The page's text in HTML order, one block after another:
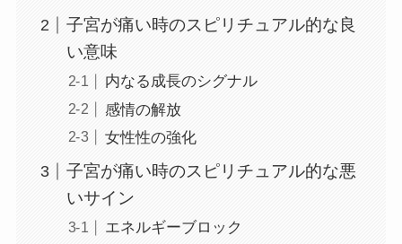
子宮が痛い時のスピリチュアル的な良
い意味
内なる成長のシグナル
感情の解放
女性性の強化
子宮が痛い時のスピリチュアル的な悪
いサイン
エネルギーブロック